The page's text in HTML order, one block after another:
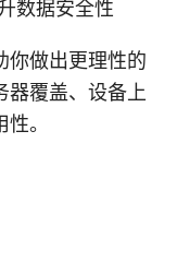
数据安全性
你做出更理性的
器覆盖、设备上
。